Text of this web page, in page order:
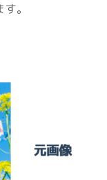
。